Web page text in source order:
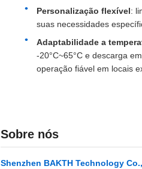
Personalização flexível:
suas necessidades
Adaptabilidade a
-20°C~65°C e descarga
operação fiável em locais
Sobre nós
Shenzhen BAKTH Technology